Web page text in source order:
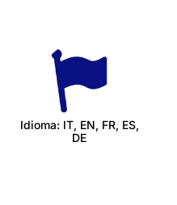
Idioma: IT, EN, FR, ES,
DE